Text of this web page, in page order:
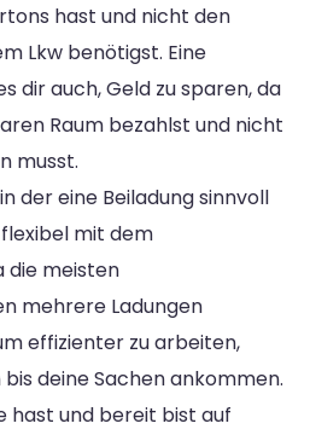
hast und nicht den
Lkw benötigst. Eine
dir auch, Geld zu sparen, da
Raum bezahlst und nicht
musst.
der eine Beiladung sinnvoll
mit dem
die meisten
mehrere Ladungen
effizienter zu arbeiten,
deine Sachen ankommen.
hast und bereit bist auf